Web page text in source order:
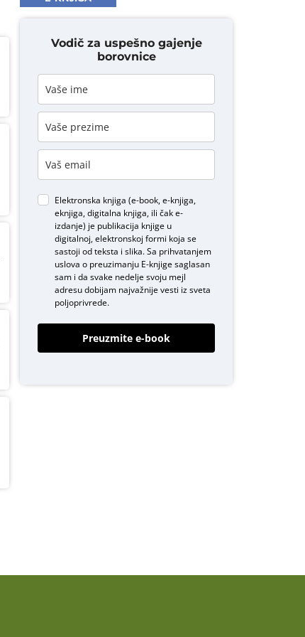
Vodič za uspešno gajenje
borovnice
Elektronska knjiga (e-book, e-knjiga,
eknjiga, digitalna knjiga, ili čak e-
izdanje) je publikacija knjige u
digitalnoj, elektronskoj formi koja se
sastoji od teksta i slika. Sa prihvatanjem
uslova o preuzimanju E-knjigesaglasan
sam i da svake nedelje svoju mejl
adresu dobijam najvažnije vesti iz sveta
poljoprivrede.
Preuzmite e-book